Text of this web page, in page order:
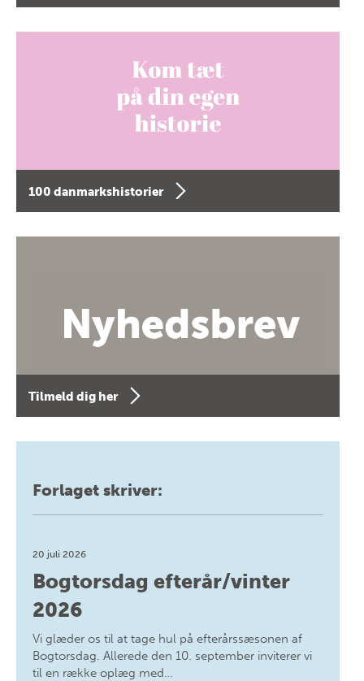
100 danmarkshistorier
Tilmeld dig her
Forlaget skriver:
20 juli 2026
Bogtorsdag efterår/vinter
2026
Vi glæder os til at tage hul på efterårssæsonen af
Bogtorsdag. Allerede den 10. september inviterer vi
til en række oplæg med…